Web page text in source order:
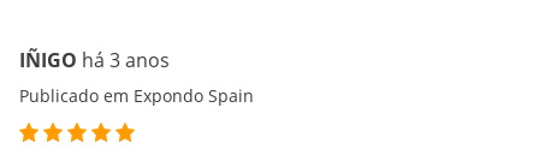
IÑIGO há 3 anos
Publicado em Expondo Spain